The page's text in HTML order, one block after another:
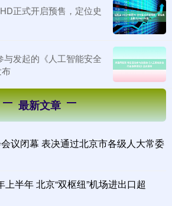
正式开启预售，定位史
发起的《人工智能安全
最新文章
议闭幕 表决通过北京市各级人大常委
半年 北京“双枢纽”机场进出口超